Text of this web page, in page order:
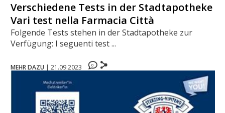
Verschiedene Tests in der Stadtapotheke -
Vari test nella Farmacia Città
Folgende Tests stehen in der Stadtapotheke zur
Verfügung: I seguenti test ...
MEHR DAZU | 21.09.2023 0